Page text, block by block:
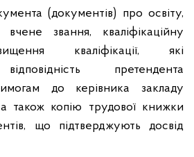
(документів) про освіту,
вчене звання, кваліфікаційну
кваліфікації, які
претендента
до керівника закладу
також копію трудової книжки
що підтверджують досвід